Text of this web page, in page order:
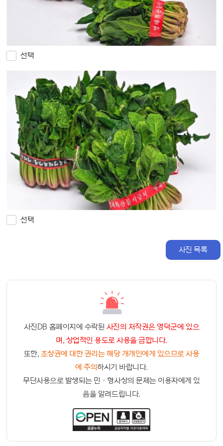
선택
선택
사진 목록
사진DB 홈페이지에 수락된 사진의 저작권은 영덕군에 있으
며, 상업적인 용도로 사용을 금합니다.
또한, 초상권에 대한 권리는 해당 개개인에게 있으므로 사용
에 주의 하시기 바랍니다.
무단사용으로 발생되는 민ㆍ형사상의 문제는 이용자에게 있
음을 알려드립니다.